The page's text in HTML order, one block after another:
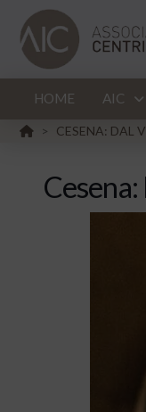
HOME AIC
HOME
> CESENA: DAL